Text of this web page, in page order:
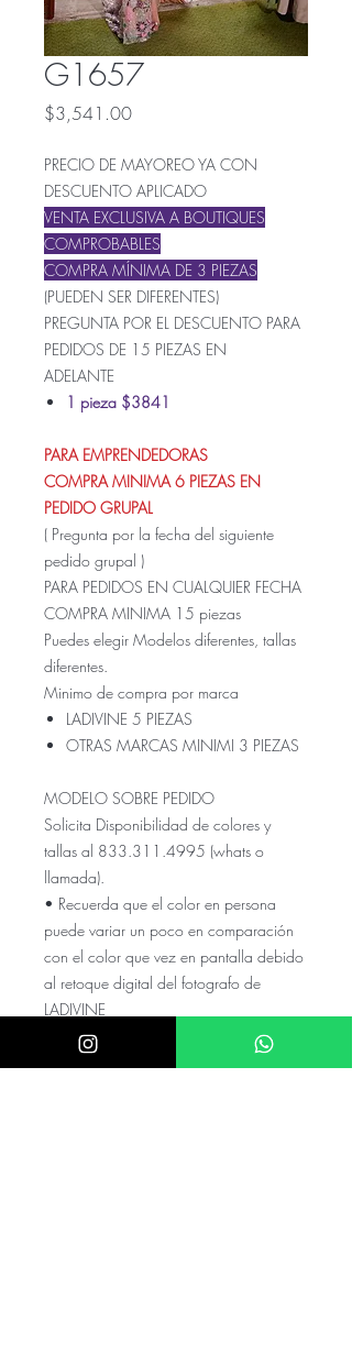
G1657
$3,541.00Precio
PRECIO DE MAYOREO YA CON
DESCUENTO APLICADO
VENTA EXCLUSIVA A BOUTIQUES
COMPROBABLES
COMPRA MÍNIMA DE 3 PIEZAS
(PUEDEN SER DIFERENTES)
PREGUNTA POR EL DESCUENTO PARA
PEDIDOS DE 15 PIEZAS EN
ADELANTE
1 pieza $3841
PARA EMPRENDEDORAS
COMPRA MINIMA 6 PIEZAS EN
PEDIDO GRUPAL
( Pregunta por la fecha del siguiente
pedido grupal )
PARA PEDIDOS EN CUALQUIER FECHA
COMPRA MINIMA 15 piezas
Puedes elegir Modelos diferentes, tallas
diferentes.
Minimo de compra por marca
LADIVINE 5 PIEZAS
OTRAS MARCAS MINIMI 3 PIEZAS
MODELO SOBRE PEDIDO
Solicita Disponibilidad de colores y
tallas al 833.311.4995 (whats o
llamada).
• Recuerda que el color en persona
puede variar un poco en comparación
con el color que vez en pantalla debido
al retoque digital del fotografo de
LADIVINE